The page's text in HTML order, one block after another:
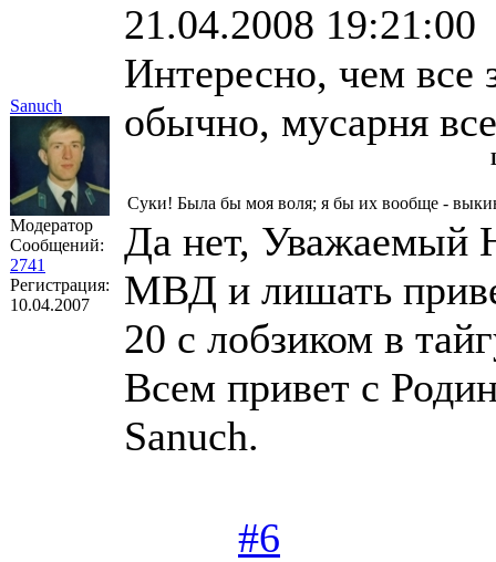
Sanuch
Модератор
Сообщений:
2741
Регистрация:
10.04.2007
21.04.2008 19:21:00
Интересно, чем все
обычно, мусарня
Суки! Была бы моя воля; я бы их вообще -
Да нет, Уважаемый
МВД и лишать
20 с лобзиком в
Всем привет с
Sanuch.
#6